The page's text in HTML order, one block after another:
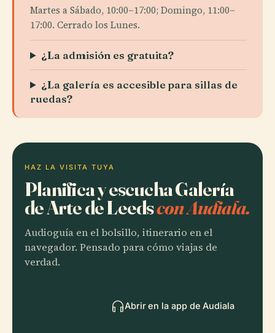
Martes a Sábado, 10:00–17:00; Domingo, 11:00–
17:00. Cerrado los Lunes.
¿La admisión es gratuita?
¿La galería es accesible para sillas de
ruedas?
HAZ LA VISITA TUYA
Planifica y escucha Galería
de Arte de Leedscon Audiala.
Audioguía en el bolsillo, itinerario en el
navegador. Pensado para cómo viajas de
verdad.
Abrir en la app de Audiala